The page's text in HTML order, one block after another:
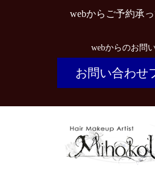
webからご予約承
webからのお問
お問い合わせ